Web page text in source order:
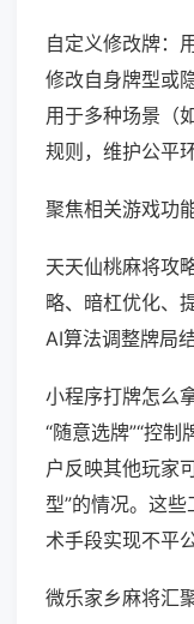
自定义修改牌：
修改自身牌型或
用于多种场景（
规则，维护公平环
聚焦相关游戏功
天天仙桃麻将攻
略、暗杠优化、
AI算法调整牌局
小程序打牌怎么
“随意选牌”“控制
户反映其他玩家
型”的情况。这
术手段实现不平
微乐家乡麻将汇